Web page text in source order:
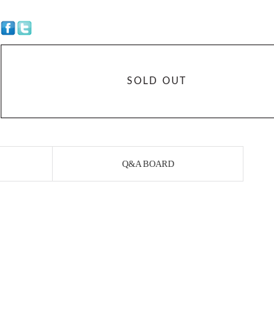
SOLD OUT
Q&A BOARD